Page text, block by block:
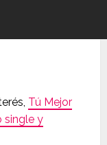
Tú Mejor
single y